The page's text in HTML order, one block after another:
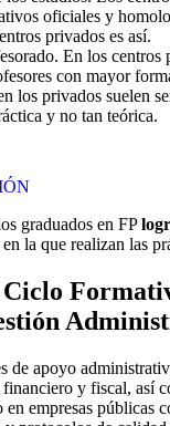
oficiales y
privados es así.
En los centros
con mayor
los privados suelen
y no tan teórica.
graduados en FP
la que realizan las
de apoyo
y fiscal, así
en empresas públicas